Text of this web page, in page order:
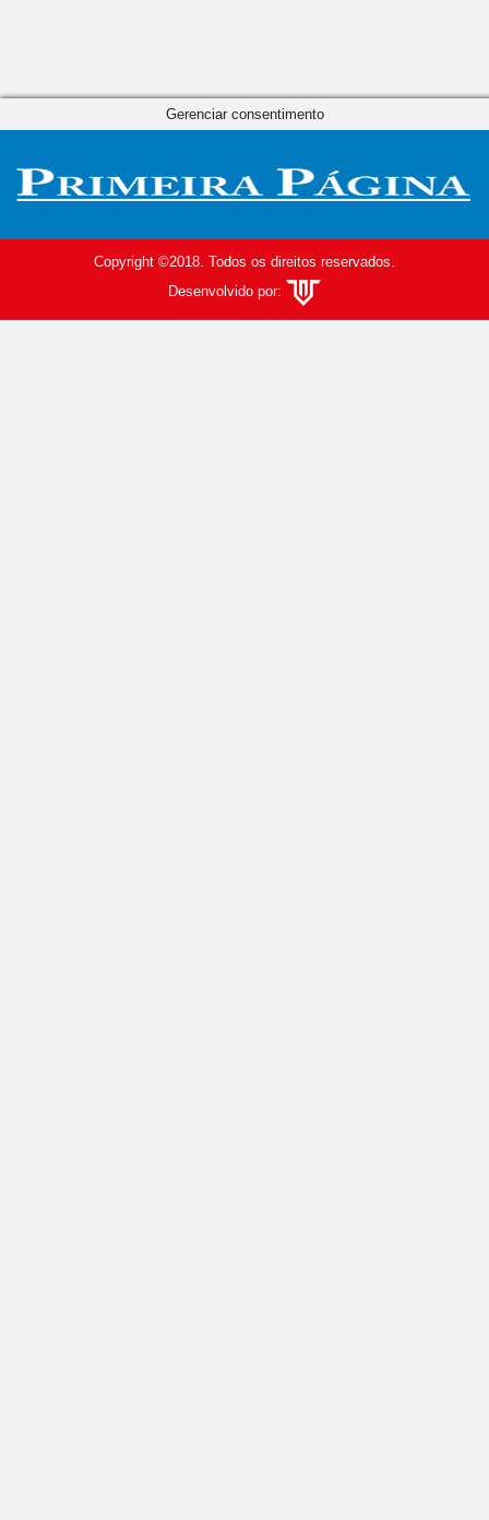
Copyright ©2018. Todos os direitos reservados.
Desenvolvido por:
Gerenciar consentimento